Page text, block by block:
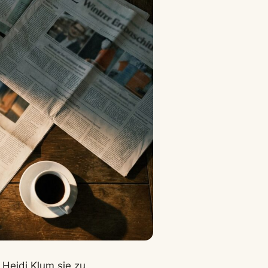
Klum sie zu